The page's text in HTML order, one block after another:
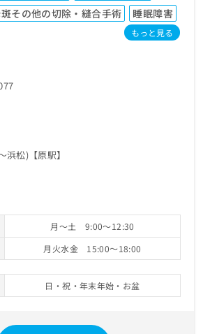
その他の切除・縫合手術
睡眠障害
もっと見る
浜松)【原駅】
月～土 9:00～12:30
月火水金 15:00～18:00
日・祝・年末年始・お盆